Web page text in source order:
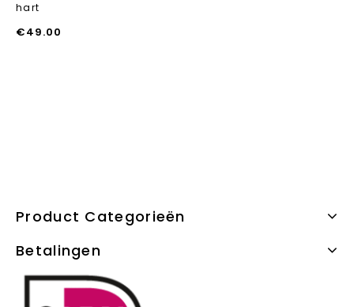
hart
€49.00
Product Categorieën
Betalingen